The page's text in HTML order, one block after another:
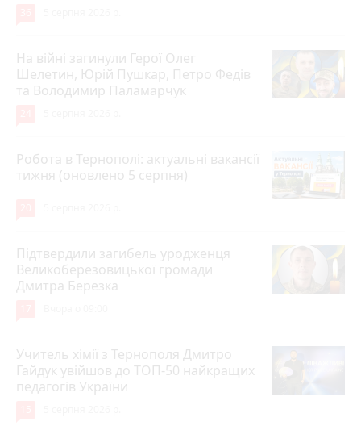
На війні загинули Герої Олег
Шелетин, Юрій Пушкар, Петро Федів
та Володимир Паламарчук
Робота в Тернополі: актуальні вакансії
тижня (оновлено 5 серпня)
Підтвердили загибель уродженця
Великоберезовицької громади
Дмитра Березка
Учитель хімії з Тернополя Дмитро
Гайдук увійшов до ТОП-50 найкращих
педагогів України